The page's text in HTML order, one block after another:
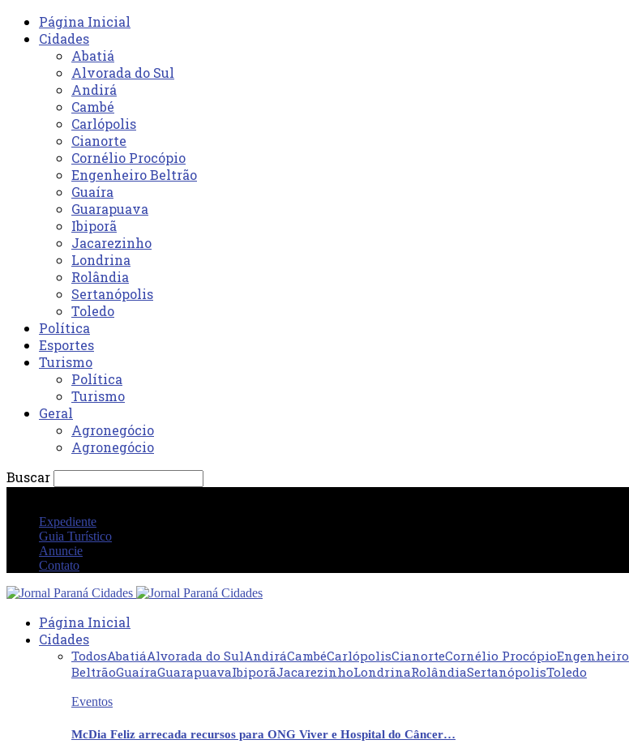
Página Inicial
Cidades
Abatiá
Alvorada do Sul
Andirá
Cambé
Carlópolis
Cianorte
Cornélio Procópio
Engenheiro Beltrão
Guaíra
Guarapuava
Ibiporã
Jacarezinho
Londrina
Rolândia
Sertanópolis
Toledo
Política
Esportes
Turismo
Política
Turismo
Geral
Agronegócio
Agronegócio
Buscar
Expediente
Guia Turístico
Anuncie
Contato
Página Inicial
Cidades
TodosAbatiáAlvorada do SulAndiráCambéCarlópolisCianorteCornélio ProcópioEngenheiro
BeltrãoGuaíraGuarapuavaIbiporãJacarezinhoLondrinaRolândiaSertanópolisToledo
Eventos
McDia Feliz arrecada recursos para ONG Viver e Hospital do Câncer…